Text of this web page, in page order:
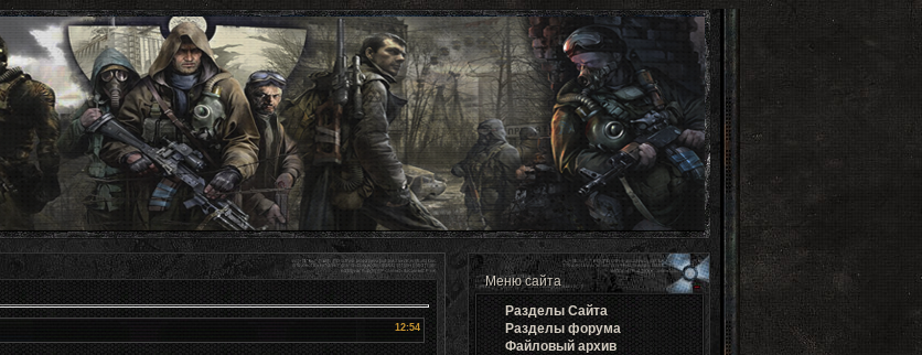
12:54
Меню сайта
Разделы Cайта
Разделы форума
Файловый архив